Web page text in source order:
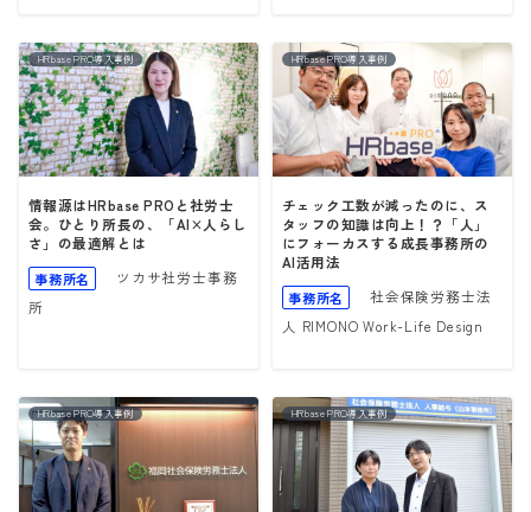
HRbase PRO導入事例
情報源はHRbase PROと社労士
会。ひとり所長の、「AI×人らし
さ」の最適解とは
事務所名
ツカサ社労士事務
所
HRbase PRO導入事例
チェック工数が減ったのに、ス
タッフの知識は向上！？「人」
にフォーカスする成長事務所の
AI活用法
事務所名
社会保険労務士法
人 RIMONO Work-Life Design
HRbase PRO導入事例 HRbase PRO導入事例